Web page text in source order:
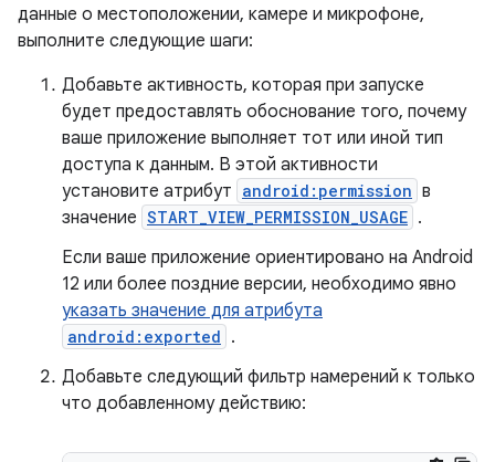
данные о местоположении, камере и микрофоне,
выполните следующие шаги:
Добавьте активность, которая при запуске
будет предоставлять обоснование того, почему
ваше приложение выполняет тот или иной тип
доступа к данным. В этой активности
установите атрибут android:permission в
значение START_VIEW_PERMISSION_USAGE .
Если ваше приложение ориентировано на Android
12 или более поздние версии, необходимо явно
указать значение для атрибута
android:exported .
Добавьте следующий фильтр намерений к только
что добавленному действию: